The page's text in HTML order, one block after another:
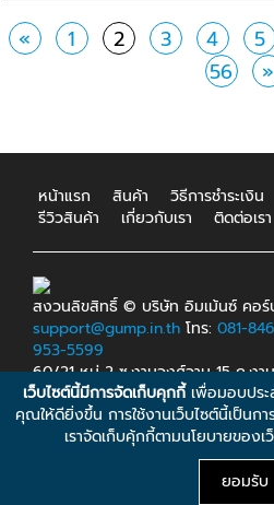
« 1 2 3 4 5
56
»
หน้าแรก สินค้า วิธีการชำระเงิน
รีวิวสินค้า
เกี่ยวกับเรา ติดต่อเรา
สงวนลิขสิทธิ์ © บริษัท อิมเม้นซ์ คอร์
support@gump.in.th โทร: 081-
953-5599
60/21 หมู่ 2 ซ.งามวงศ์วาน 15 ถ.งา
อ.เมือง จ.นนทบุรี 11000.
เว็บไซต์นี้มีการจัดเก็บคุกกี้เพื่อมอบประ
คุณให้ดียิ่งขึ้น การใช้งานเว็บไซต์นี้เป็นก
เราจัดเก็บคุ้กกี้ตามนโยบายของเ
ยอมรับ